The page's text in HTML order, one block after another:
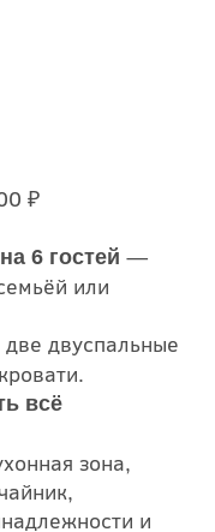
₽
6 гостей —
или
две двуспальные
всё
зона,
и